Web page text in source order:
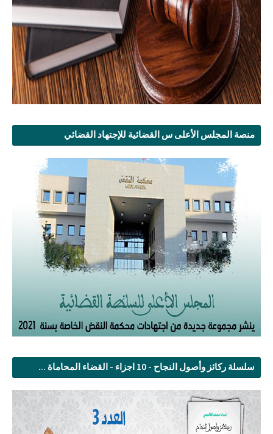
منصة المجلس الأعلى س القضائية للإجتهاد القضائي
سلسلة ركائز وأصول النجاح - 10 اجزاء - القضاء المحاماة ...